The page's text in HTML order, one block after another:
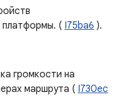
платформы. ( I75ba6 ).
громкости на
маршрута ( I730ec